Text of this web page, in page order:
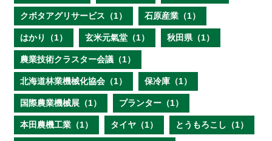
クボタアグリサービス（1） 石原産業（1）
はかり（1） 玄米元氣堂（1） 秋田県（1）
農業技術クラスター会議（1）
北海道林業機械化協会（1） 保冷庫（1）
国際農業機械展（1） プランター（1）
本田農機工業（1） タイヤ（1） とうもろこし（1）